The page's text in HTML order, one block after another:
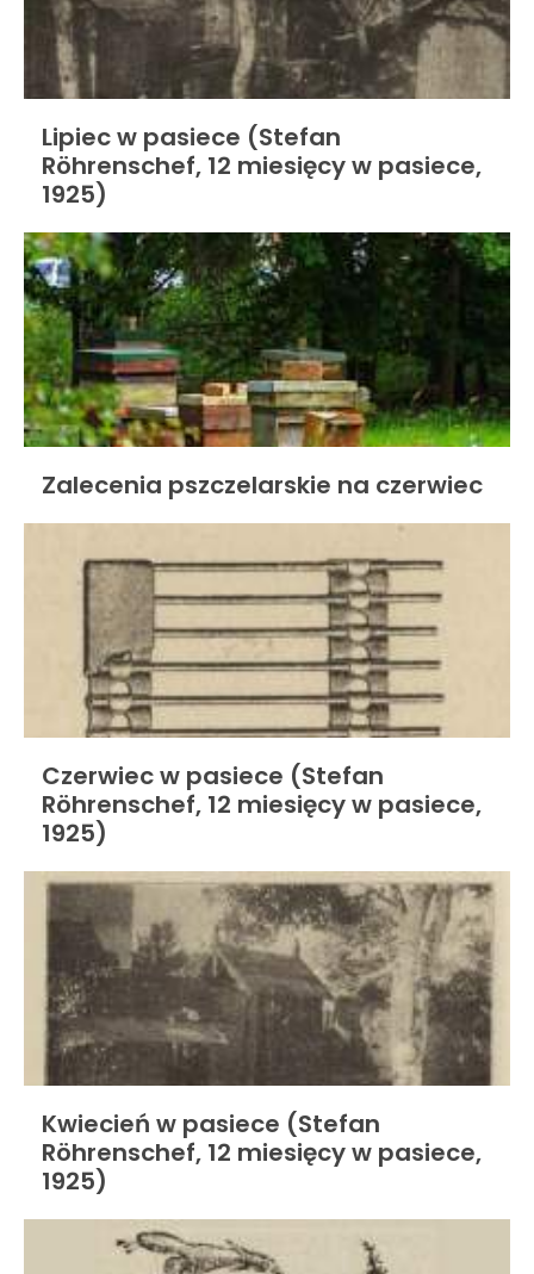
Lipiec w pasiece (Stefan
Röhrenschef, 12 miesięcy w pasiece,
1925)
Zalecenia pszczelarskie na czerwiec
Czerwiec w pasiece (Stefan
Röhrenschef, 12 miesięcy w pasiece,
1925)
Kwiecień w pasiece (Stefan
Röhrenschef, 12 miesięcy w pasiece,
1925)